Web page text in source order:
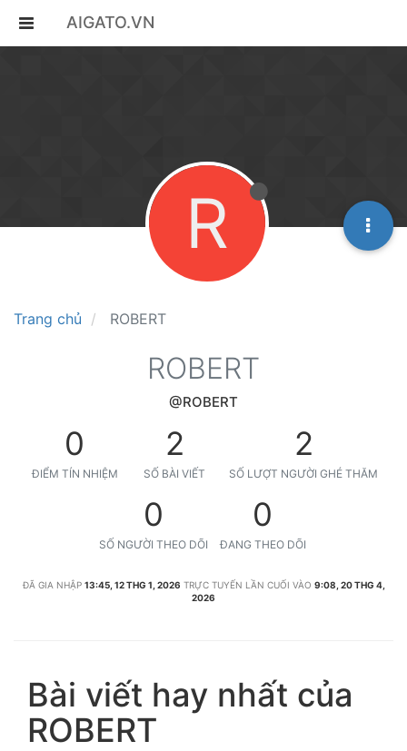
AIGATO.VN
Trang chủ ROBERT
R
ROBERT
@ROBERT
0
ĐIỂM TÍN NHIỆM
2
SỐ BÀI VIẾT
2
SỐ LƯỢT NGƯỜI GHÉ THĂM
0
SỐ NGƯỜI THEO DÕI
0
ĐANG THEO DÕI
ĐÃ GIA NHẬP 13:45, 12 THG 1, 2026 TRỰC TUYẾN LẦN CUỐI VÀO 9:08, 20 THG 4,
2026
Bài viết hay nhất của
ROBERT